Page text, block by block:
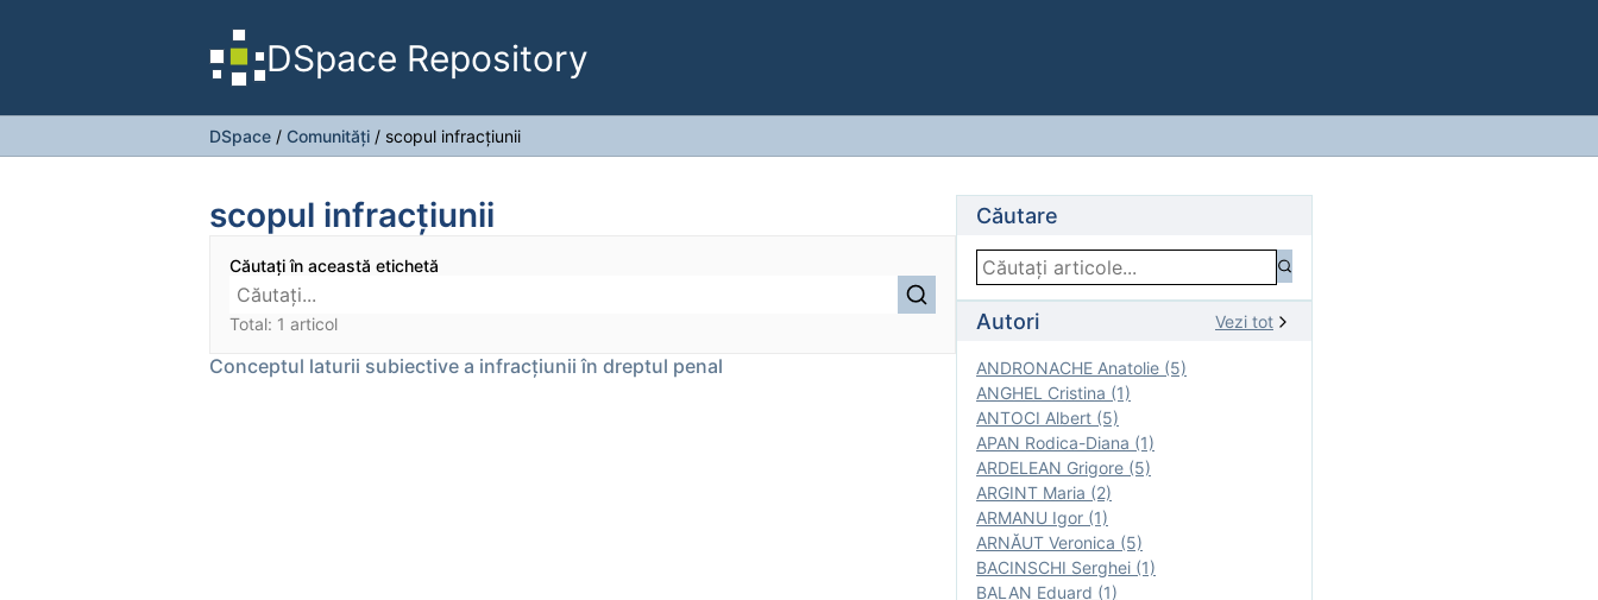
DSpace Repository
DSpace / Comunități / scopul infracţiunii
scopul infracţiunii
Căutați în această etichetă
Total: 1 articol
Conceptul laturii subiective a infracţiunii în dreptul penal
Căutare
Autori Vezi tot
ANDRONACHE Anatolie (5)
ANGHEL Cristina (1)
ANTOCI Albert (5)
APAN Rodica-Diana (1)
ARDELEAN Grigore (5)
ARGINT Maria (2)
ARMANU Igor (1)
ARNĂUT Veronica (5)
BACINSCHI Serghei (1)
BALAN Eduard (1)